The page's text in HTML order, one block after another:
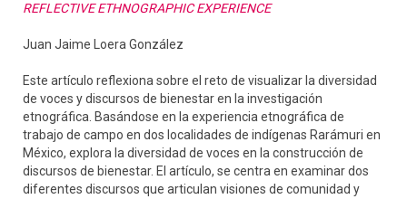
REFLECTIVE ETHNOGRAPHIC EXPERIENCE
Juan Jaime Loera González
Este artículo reflexiona sobre el reto de visualizar la diversidad
de voces y discursos de bienestar en la investigación
etnográfica. Basándose en la experiencia etnográfica de
trabajo de campo en dos localidades de indígenas Rarámuri en
México, explora la diversidad de voces en la construcción de
discursos de bienestar. El artículo, se centra en examinar dos
diferentes discursos que articulan visiones de comunidad y